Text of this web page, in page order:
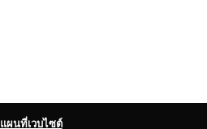
แผนที่เวบไซต์